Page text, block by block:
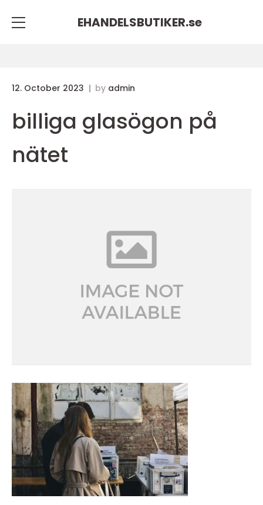
EHANDELSBUTIKER.se
12. October 2023 by admin
billiga glasögon på
nätet